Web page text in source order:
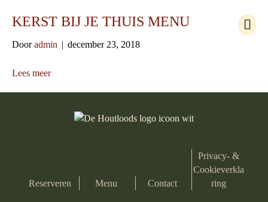
M
e
KERST BIJ JE THUIS MENU
Dooradmin | december 23, 2018
Lees meer
Reserveren Menu Contact
Privacy- &
Cookieverkla
ring